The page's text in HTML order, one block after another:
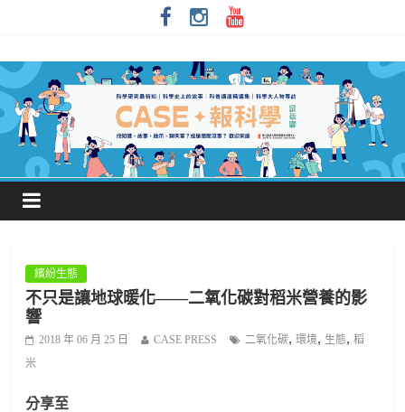
繽紛生態
不只是讓地球暖化——二氧化碳對稻米營養的影
響
2018 年 06 月 25 日 CASE PRESS 二氧化碳,環境, 生態,稻
米
分享至